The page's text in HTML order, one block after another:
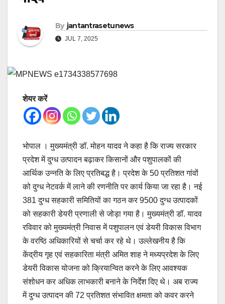
By jantantrasetunews
JUL 7, 2025
शेयर करें
भोपाल । मुख्यमंत्री डॉ. मोहन यादव ने कहा है कि राज्य सरकार
प्रदेश में दुग्ध उत्पादन बढ़ाकर किसानों और पशुपालकों की
आर्थिक उन्नति के लिए प्रतिबद्ध है। प्रदेश के 50 प्रतिशत गांवों
को दुग्ध नेटवर्क में लाने की रणनीति पर कार्य किया जा रहा है। नई
381 दुग्ध सहकारी समितियों का गठन कर 9500 दुग्ध उत्पादकों
को सहकारी डेयरी प्रणाली से जोड़ा गया है। मुख्यमंत्री डॉ. यादव
रविवार को मुख्यमंत्री निवास में पशुपालन एवं डेयरी विकास विभाग
के वरष्ठि अधिकारियों से चर्चा कर रहे थे। उल्लेखनीय है कि
केंद्रीय गृह एवं सहकारिता मंत्री अमित शाह ने मध्यप्रदेश के लिए
डेयरी विकास योजना को क्रियान्वित करने के लिए आवश्यक
संशोधन कर अधिक लाभकारी बनाने के निर्देश दिए थे। अब राज्य
में दुग्ध उत्पादन की 72 प्रतिशत संभावित क्षमता को कवर करने